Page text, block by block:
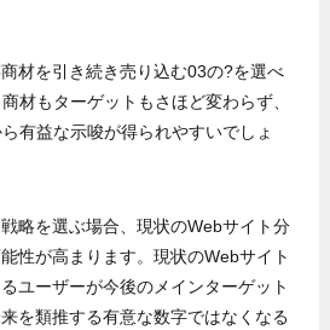
材を引き続き売り込む03の?を選べ
材もターゲットもさほど変わらず、
有益な示唆が得られやすいでしょ
略を選ぶ場合、現状のWebサイト分
性が高まります。現状のWebサイト
ユーザーが今後のメインターゲット
を類推する有意な数字ではなくなる